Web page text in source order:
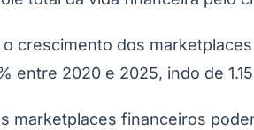
o crescimento dos
entre 2020 e 2025, indo de
marketplaces financeiros